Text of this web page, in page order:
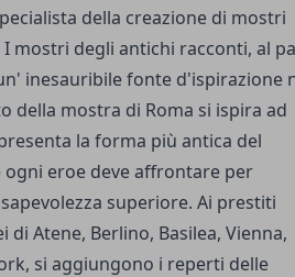
della creazione di mostri
mostri degli antichi racconti, al
inesauribile fonte d'ispirazione
della mostra di Roma si ispira ad
la forma più antica del
eroe deve affrontare per
superiore. Ai prestiti
Atene, Berlino, Basilea, Vienna,
si aggiungono i reperti delle